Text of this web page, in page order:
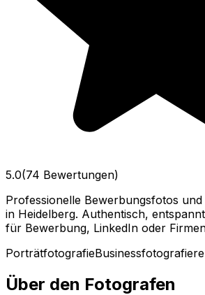
5.0(74 Bewertungen)
Professionelle Bewerbungsfotos
in Heidelberg. Authentisch,
für Bewerbung, LinkedIn oder
PorträtfotografieBusinessfotografie
Über den Fotografen